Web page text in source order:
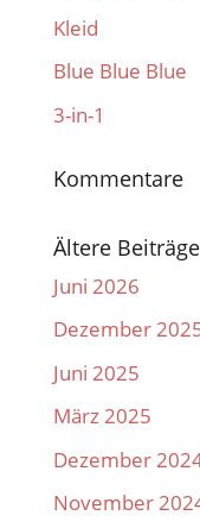
Kleid
Blue Blue Blue
3-in-1
Kommentare
Ältere Beiträge
Juni 2026
Dezember
Juni 2025
März 2025
Dezember
November